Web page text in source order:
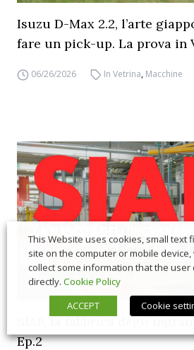
Isuzu D-Max 2.2, l’arte
fare un pick-up. La prova in
06/26/2026 In Vetrina, Macchine
SIAP, la fabbrica degli
Ep.2
This Website uses cookies, small text
site on the computer or mobile
collect some information that the
directly. Cookie Policy
ACCEPT
Cookie